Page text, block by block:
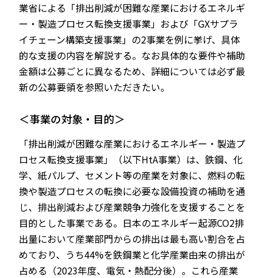
業省による「排出削減が困難な産業におけるエネルギ
ー・製造プロセス転換支援事業」および「GXサプラ
イチェーン構築支援事業」の2事業を例に挙げ、具体
的な支援の内容を解説する。なお具体的な要件や補助
金額は公募ごとに異なるため、詳細については必ず最
新の公募要領を参照いただきたい。
＜事業の対象・目的＞
「排出削減が困難な産業におけるエネルギー・製造プ
ロセス転換支援事業」（以下HtA事業）は、鉄鋼、化
学、紙パルプ、セメント等の産業を対象に、燃料の転
換や製造プロセスの転換に必要な設備投資の補助を通
じ、排出削減および産業競争力強化を支援することを
目的とした事業である。日本のエネルギー起源CO2排
出量において産業部門からの排出は最も高い割合を占
めており、うち44%を鉄鋼業と化学産業由来の排出が
占める（2023年度、電気・熱配分後）。これら産業